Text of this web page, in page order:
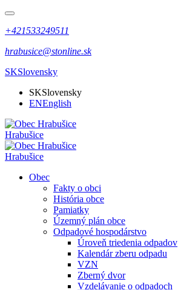
+421533249511
hrabusice@stonline.sk
SKSlovensky
SKSlovensky
ENEnglish
Hrabušice
Hrabušice
Obec
Fakty o obci
História obce
Pamiatky
Územný plán obce
Odpadové hospodárstvo
Úroveň triedenia odpadov
Kalendár zberu odpadu
VZN
Zberný dvor
Vzdelávanie o odpadoch